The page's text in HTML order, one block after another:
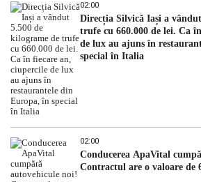
02:00
Direcția Silvică Iași a
trufe cu 660.000 de lei. Ca
de lux au ajuns în
special în Italia
02:00
Conducerea ApaVital
Contractul are o valoare de